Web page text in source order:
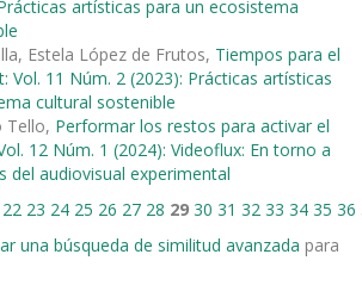
artísticas para un ecosistema
Estela López de Frutos, Tiempos para el
Vol. 11 Núm. 2 (2023): Prácticas artísticas
cultural sostenible
Tello, Performar los restos para activar el
12 Núm. 1 (2024): Videoflux: En torno a
del audiovisual experimental
22 23 24 25 26 27 28 29 30 31 32 33 34 35 36
una búsqueda de similitud avanzada para